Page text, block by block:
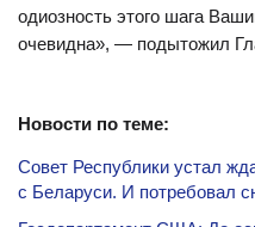
одиозность этого шага
очевидна», — подытожил
Новости по теме:
Совет Республики устал
с Беларуси. И потребовал